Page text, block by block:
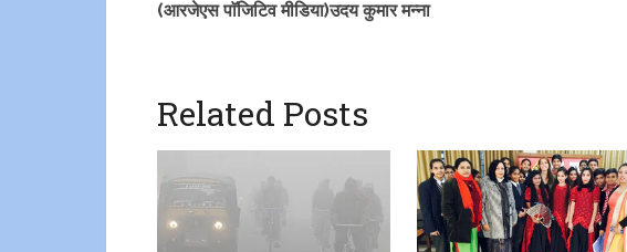
(आरजेएस पाॅजिटिव मीडिया)उदय कुमार मन्ना
Related Posts